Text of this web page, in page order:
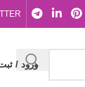
ورود /